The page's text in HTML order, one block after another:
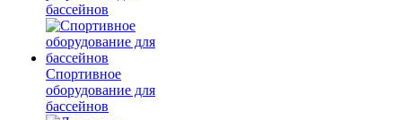
бассейнов
Спортивное
оборудование для
бассейнов